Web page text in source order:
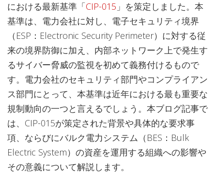
における最新基準「CIP-015 」を策定しました。本
基準は、電力会社に対し、電子セキュリティ境界
（ESP：Electronic Security Perimeter）に対する従
来の境界防御に加え、内部ネットワーク上で発生す
るサイバー脅威の監視を初めて義務付けるもので
す。電力会社のセキュリティ部門やコンプライアン
ス部門にとって、本基準は近年における最も重要な
規制動向の一つと言えるでしょう。本ブログ記事で
は、CIP-015が策定された背景や具体的な要求事
項、ならびにバルク電力システム（BES：Bulk
Electric System）の資産を運用する組織への影響や
その意義について解説します。